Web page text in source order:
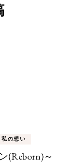
私の想い
(Reborn)～